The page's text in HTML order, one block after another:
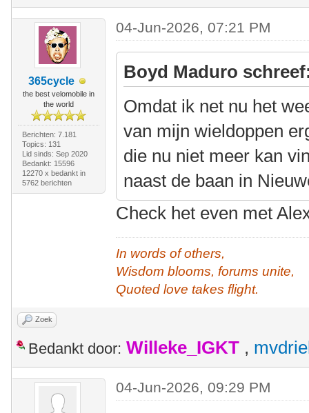
365cycle
the best velomobile in
the world
Berichten: 7.181
Topics: 131
Lid sinds: Sep 2020
Bedankt: 15596
12270 x bedankt in
5762 berichten
04-Jun-2026, 07:21 PM
Boyd Maduro
Omdat ik net nu het
van mijn wieldoppen
die nu niet meer kan
naast de baan in
Check het even met
In words of others,
Wisdom blooms, forums unite,
Quoted love takes flight.
Zoek
Bedankt door: Willeke_IGKT ,
04-Jun-2026, 09:29 PM